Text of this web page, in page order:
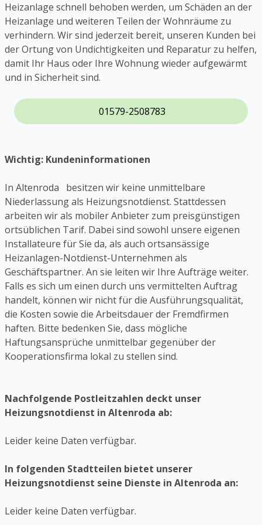
Heizanlage schnell behoben werden, um Schäden an der
Heizanlage und weiteren Teilen der Wohnräume zu
verhindern. Wir sind jederzeit bereit, unseren Kunden bei
der Ortung von Undichtigkeiten und Reparatur zu helfen,
damit Ihr Haus oder Ihre Wohnung wieder aufgewärmt
und in Sicherheit sind.
01579-2508783
Wichtig: Kundeninformationen
In Altenroda besitzen wir keine unmittelbare
Niederlassung als Heizungsnotdienst. Stattdessen
arbeiten wir als mobiler Anbieter zum preisgünstigen
ortsüblichen Tarif. Dabei sind sowohl unsere eigenen
Installateure für Sie da, als auch ortsansässige
Heizanlagen-Notdienst-Unternehmen als
Geschäftspartner. An sie leiten wir Ihre Aufträge weiter.
Falls es sich um einen durch uns vermittelten Auftrag
handelt, können wir nicht für die Ausführungsqualität,
die Kosten sowie die Arbeitsdauer der Fremdfirmen
haften. Bitte bedenken Sie, dass mögliche
Haftungsansprüche unmittelbar gegenüber der
Kooperationsfirma lokal zu stellen sind.
Nachfolgende Postleitzahlen deckt unser
Heizungsnotdienst in Altenroda ab:
Leider keine Daten verfügbar.
In folgenden Stadtteilen bietet unserer
Heizungsnotdienst seine Dienste in Altenroda an:
Leider keine Daten verfügbar.